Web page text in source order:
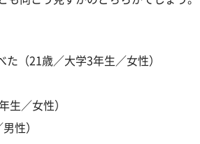
た（21歳／大学3年生／女性）
生／女性）
性）